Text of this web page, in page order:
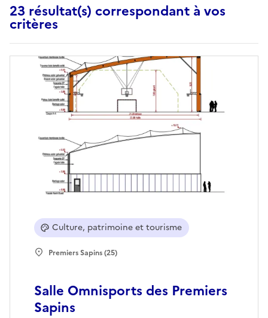
23 résultat(s) correspondant à vos
critères
Salle Omnisports des Premiers
Sapins
Culture, patrimoine et tourisme
Premiers Sapins (25)